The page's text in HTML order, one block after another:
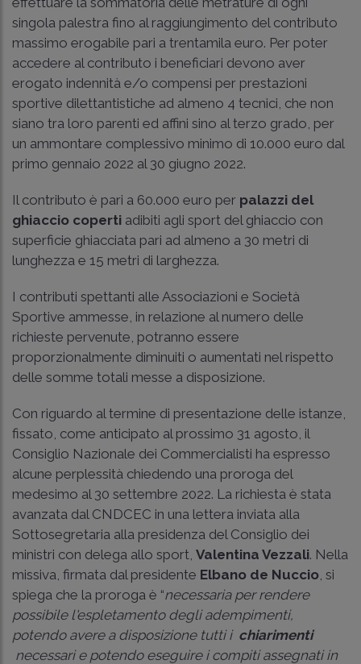
singola palestra fino al raggiungimento del contributo
massimo erogabile pari a trentamila euro. Per poter
accedere al contributo i beneficiari devono aver
erogato indennità e/o compensi per prestazioni
sportive dilettantistiche ad almeno 4 tecnici, che non
siano tra loro parenti ed affini sino al terzo grado, per
un ammontare complessivo minimo di 10.000 euro dal
primo gennaio 2022 al 30 giugno 2022.
Il contributo è pari a 60.000 euro per palazzi del
ghiaccio coperti adibiti agli sport del ghiaccio con
superficie ghiacciata pari ad almeno a 30 metri di
lunghezza e 15 metri di larghezza.
I contributi spettanti alle Associazioni e Società
Sportive ammesse, in relazione al numero delle
richieste pervenute, potranno essere
proporzionalmente diminuiti o aumentati nel rispetto
delle somme totali messe a disposizione.
Con riguardo al termine di presentazione delle istanze,
fissato, come anticipato al prossimo 31 agosto, il
Consiglio Nazionale dei Commercialisti ha espresso
alcune perplessità chiedendo una proroga del
medesimo al 30 settembre 2022. La richiesta è stata
avanzata dal CNDCEC in una lettera inviata alla
Sottosegretaria alla presidenza del Consiglio dei
ministri con delega allo sport, Valentina Vezzali. Nella
missiva, firmata dal presidente Elbano de Nuccio , si
spiega che la proroga è “necessaria per rendere
possibile l'espletamento degli adempimenti,
potendo avere a disposizione tutti i chiarimenti
necessari e potendo eseguire i compiti assegnati in